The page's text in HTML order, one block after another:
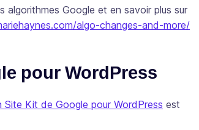
algorithmes Google et en savoir plus sur
algo-changes-and-more/
pour WordPress
Site Kit de Google pour WordPress est